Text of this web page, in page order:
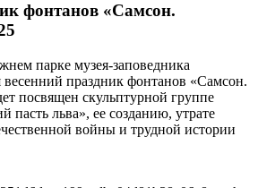
фонтанов «Самсон.
парке музея-заповедника
весенний праздник фонтанов «Самсон.
посвящен скульптурной группе
льва», ее созданию, утрате
войны и трудной истории